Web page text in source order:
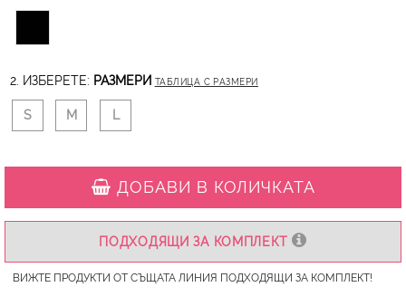
2. ИЗБЕРЕТЕ: РАЗМЕРИ ТАБЛИЦА С РАЗМЕРИ
S M L
ДОБАВИ В КОЛИЧКАТА
ПОДХОДЯЩИ ЗА КОМПЛЕКТ
ВИЖТЕ ПРОДУКТИ ОТ СЪЩАТА ЛИНИЯ ПОДХОДЯЩИ ЗА КОМПЛЕКТ!